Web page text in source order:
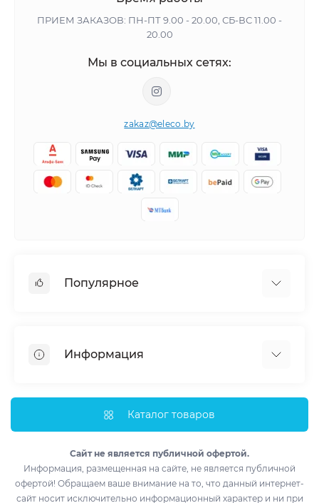
ПРИЕМ ЗАКАЗОВ: ПН-ПТ 9.00 - 20.00, СБ-ВС 11.00 -
20.00
Мы в социальных сетях:
zakaz@eleco.by
Популярное
Тепловые насосы
Полупромышленные кондиционеры
Обогреватели
Информация
Импортеры
Контакты
Возврат товара
Каталог товаров
Сайт не является публичной офертой.
Информация, размещенная на сайте, не является публичной
офертой! Обращаем ваше внимание на то, что данный интернет-
сайт носит исключительно информационный характер и ни при